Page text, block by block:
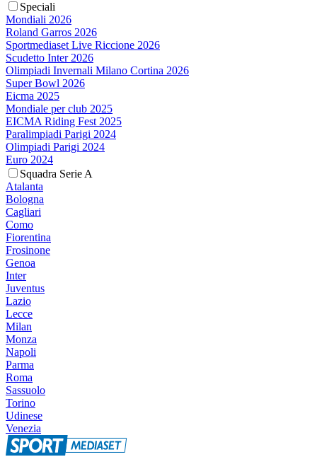
Speciali
Mondiali 2026
Roland Garros 2026
Sportmediaset Live Riccione 2026
Scudetto Inter 2026
Olimpiadi Invernali Milano Cortina 2026
Super Bowl 2026
Eicma 2025
Mondiale per club 2025
EICMA Riding Fest 2025
Paralimpiadi Parigi 2024
Olimpiadi Parigi 2024
Euro 2024
Squadra Serie A
Atalanta
Bologna
Cagliari
Como
Fiorentina
Frosinone
Genoa
Inter
Juventus
Lazio
Lecce
Milan
Monza
Napoli
Parma
Roma
Sassuolo
Torino
Udinese
Venezia